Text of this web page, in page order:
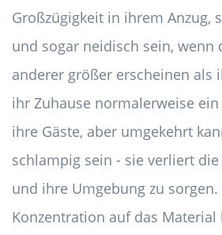
Großzügigkeit in ihrem Anzug,
und sogar neidisch sein, wenn
anderer größer erscheinen als
ihr Zuhause normalerweise
ihre Gäste, aber umgekehrt
schlampig sein - sie verliert
und ihre Umgebung zu sorgen.
Konzentration auf das Material